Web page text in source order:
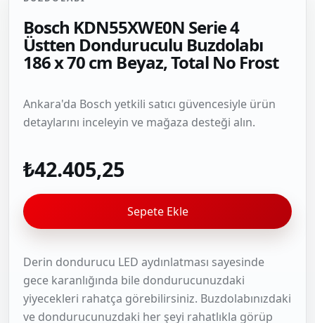
Bosch KDN55XWE0N Serie 4
Üstten Donduruculu Buzdolabı
186 x 70 cm Beyaz, Total No Frost
Ankara'da Bosch yetkili satıcı güvencesiyle ürün
detaylarını inceleyin ve mağaza desteği alın.
₺42.405,25
Sepete Ekle
Derin dondurucu LED aydınlatması sayesinde
gece karanlığında bile dondurucunuzdaki
yiyecekleri rahatça görebilirsiniz. Buzdolabınızdaki
ve dondurucunuzdaki her şeyi rahatlıkla görüp